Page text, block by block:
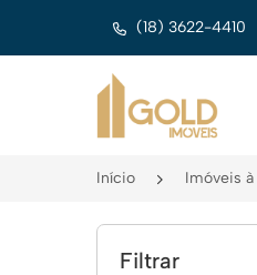
(18) 3622-4410
Página inicial
Início Imóveis à
Filtrar